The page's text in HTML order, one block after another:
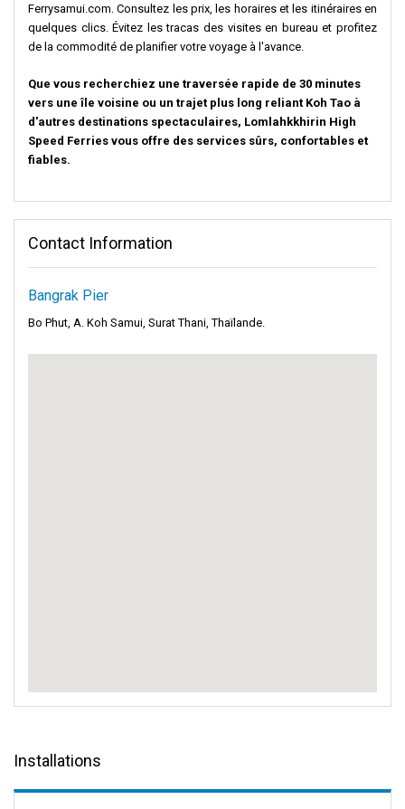
Ferrysamui.com. Consultez les prix, les horaires et les itinéraires en
quelques clics. Évitez les tracas des visites en bureau et profitez
de la commodité de planifier votre voyage à l'avance.
Que vous recherchiez une traversée rapide de 30 minutes
vers une île voisine ou un trajet plus long reliant Koh Tao à
d'autres destinations spectaculaires, Lomlahkkhirin High
Speed Ferries vous offre des services sûrs, confortables et
fiables.
Contact Information
Bangrak Pier
Bo Phut, A. Koh Samui, Surat Thani, Thaïlande.
Installations